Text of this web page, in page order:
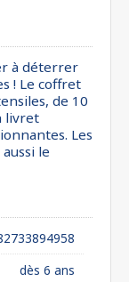
à déterrer
! Le coffret
de 10
livret
Les
le
dès 6 ans